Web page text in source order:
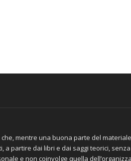
mentre una buona parte del
a partire dai libri e dai saggi teorici,
e non coinvolge quella